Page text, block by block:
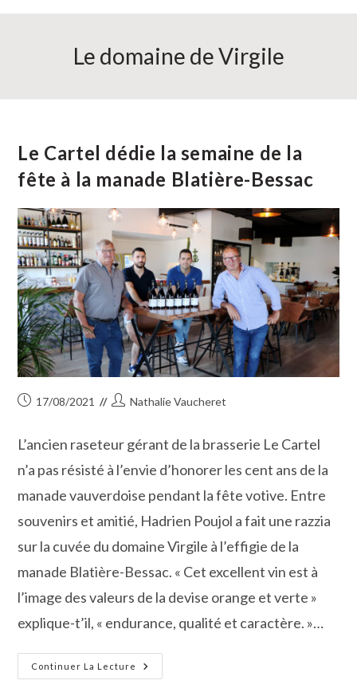
Le domaine de Virgile
Le Cartel dédie la semaine de la
fête à la manade Blatière-Bessac
Publication
17/08/2021
Auteur/autrice
publication :
Nathalie Vaucheret
L’ancien raseteur gérant de la brasserie Le Cartel
n’a pas résisté à l’envie d’honorer les cent ans de la
manade vauverdoise pendant la fête votive. Entre
souvenirs et amitié, Hadrien Poujol a fait une razzia
sur la cuvée du domaine Virgile à l’effigie de la
manade Blatière-Bessac. « Cet excellent vin est à
l’image des valeurs de la devise orange et verte »
explique-t’il, « endurance, qualité et caractère. »…
Continuer La Lecture
Le
Cartel